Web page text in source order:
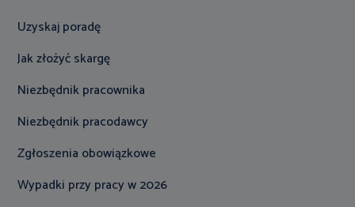
Uzyskaj poradę
Jak złożyć skargę
Niezbędnik pracownika
Niezbędnik pracodawcy
Zgłoszenia obowiązkowe
Wypadki przy pracy w 2026